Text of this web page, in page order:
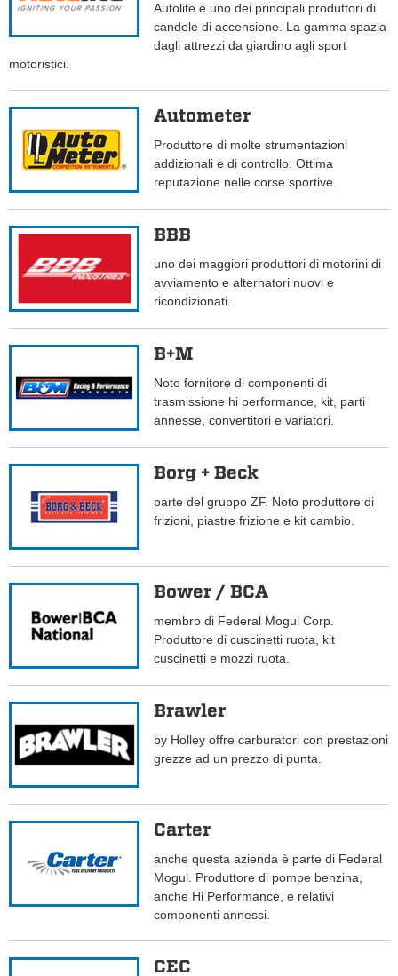
Autolite è uno dei principali produttori di
candele di accensione. La gamma spazia
dagli attrezzi da giardino agli sport
motoristici.
Autometer
Produttore di molte strumentazioni
addizionali e di controllo. Ottima
reputazione nelle corse sportive.
BBB
uno dei maggiori produttori di motorini di
avviamento e alternatori nuovi e
ricondizionati.
B+M
Noto fornitore di componenti di
trasmissione hi performance, kit, parti
annesse, convertitori e variatori.
Borg + Beck
parte del gruppo ZF. Noto produttore di
frizioni, piastre frizione e kit cambio.
Bower / BCA
membro di Federal Mogul Corp.
Produttore di cuscinetti ruota, kit
cuscinetti e mozzi ruota.
Brawler
by Holley offre carburatori con prestazioni
grezze ad un prezzo di punta.
Carter
anche questa azienda è parte di Federal
Mogul. Produttore di pompe benzina,
anche Hi Performance, e relativi
componenti annessi.
CEC